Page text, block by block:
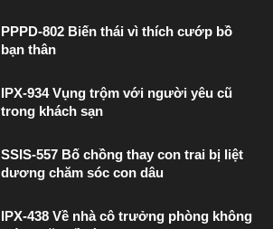
PPPD-802 Biến thái vì thích cướp bồ
bạn thân
IPX-934 Vụng trộm với người yêu cũ
trong khách sạn
SSIS-557 Bố chồng thay con trai bị liệt
dương chăm sóc con dâu
IPX-438 Về nhà cô trưởng phòng không